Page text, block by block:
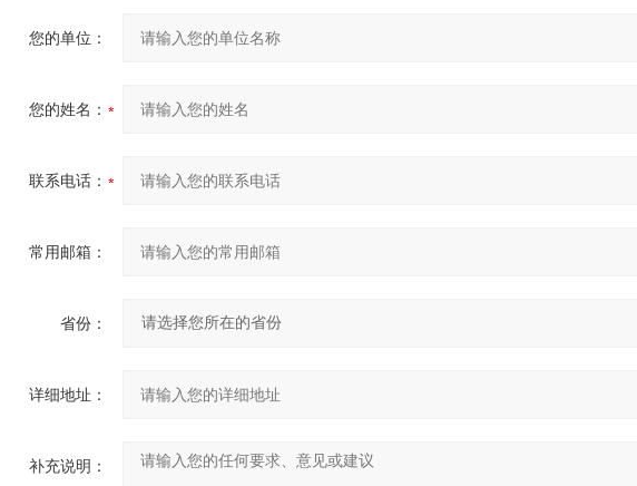
您的单位：
您的姓名：
联系电话：
常用邮箱：
省份：
详细地址：
补充说明：